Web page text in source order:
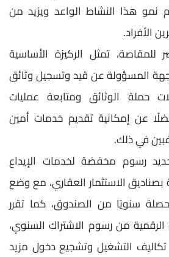
نمو هذا النشاط الواعد ويزيد من
الأفراد.
تمثل الركيزة الأساسية
المسؤولة عن قيد وتسجيل وثائق
حملة الوثائق ومتابعة عمليات
فضلًا عن إمكانية تقديم خدمات أمين
في ذلك.
رسوم مخفضة لخدمات الإيداع
بصناديق الاستثمار العقاري، مع وضع
سنويًا من الصندوق، كما تقرر
من رسوم الاشتراك السنوي،
التشغيل وتشجيع دخول مزيد